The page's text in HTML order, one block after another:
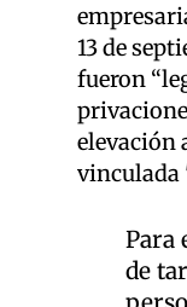
13 de
fueron
elevación
vinculada
Para
de